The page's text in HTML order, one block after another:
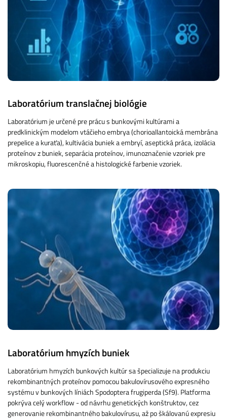
Laboratórium translačnej biológie
Laboratórium je určené pre prácu s bunkovými kultúrami a
predklinickým modelom vtáčieho embrya (chorioallantoická membrána
prepelice a kuraťa), kultivácia buniek a embryí, aseptická práca, izolácia
proteínov z buniek, separácia proteínov, imunoznačenie vzoriek pre
mikroskopiu, fluorescenčné a histologické farbenie vzoriek.
Laboratórium hmyzích buniek
Laboratórium hmyzích bunkových kultúr sa špecializuje na produkciu
rekombinantných proteínov pomocou bakulovírusového expresného
systému v bunkových líniách Spodoptera frugiperda (Sf9). Platforma
pokrýva celý workflow - od návrhu genetických konštruktov, cez
generovanie rekombinantného bakulovírusu, až po škálovanú expresiu